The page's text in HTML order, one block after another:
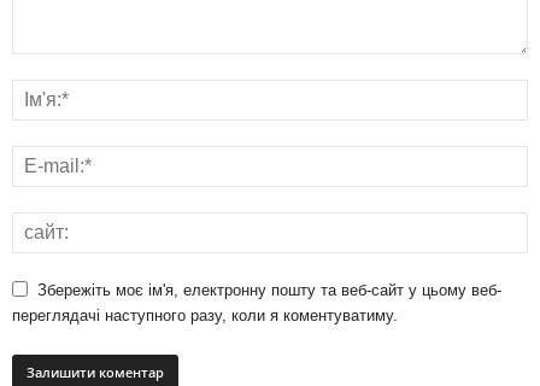
Збережіть моє ім'я, електронну пошту та веб-сайт у цьому веб-
переглядачі наступного разу, коли я коментуватиму.